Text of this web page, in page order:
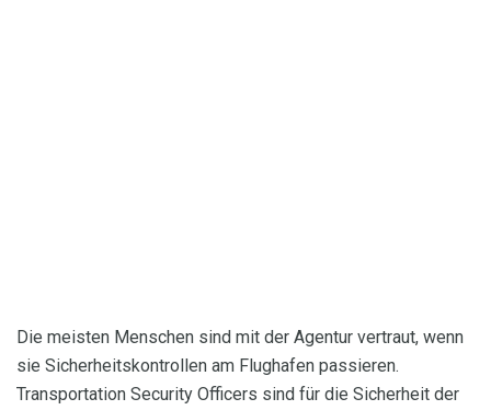
Die meisten Menschen sind mit der Agentur vertraut, wenn
sie Sicherheitskontrollen am Flughafen passieren.
Transportation Security Officers sind für die Sicherheit der